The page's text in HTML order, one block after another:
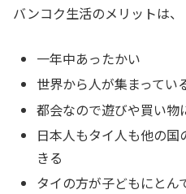
バンコク生活のメリットは、
一年中あったかい
世界から人が集まってい
都会なので遊びや買い物
日本人もタイ人も他の
きる
タイの方が子どもにとん